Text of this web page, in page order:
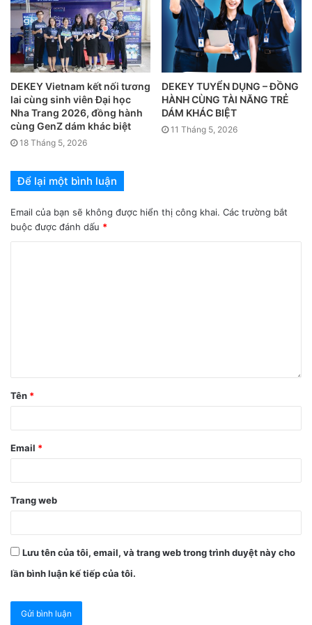
Nhân dịp Giáng Sinh và năm mới sắp đến, chúc bạn và gia
đình luôn được mạnh khỏe, may mắn và bình an. Chúc
riêng bạn mùa Noel này sẽ sớm có gấu để không còn thấy
lạnh nữa nhé. Merry Christmas!
DEKEY Vietnam kết nối tương
lai cùng sinh viên Đại học
Nha Trang 2026, đồng hành
cùng GenZ dám khác biệt
18 Tháng 5, 2026
DEKEY TUYỂN DỤNG – ĐỒNG
HÀNH CÙNG TÀI NĂNG TRẺ
DÁM KHÁC BIỆT
11 Tháng 5, 2026
Để lại một bình luận
Email của bạn sẽ không được hiển thị công khai. Các trường bắt
buộc được đánh dấu *
Tên *
Email *
Trang web
Lưu tên của tôi, email, và trang web trong trình duyệt này cho
lần bình luận kế tiếp của tôi.